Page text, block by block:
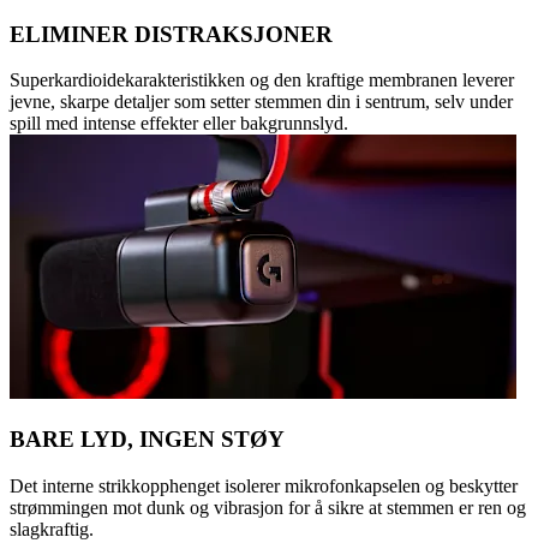
ELIMINER DISTRAKSJONER
Superkardioidekarakteristikken og den kraftige membranen leverer
jevne, skarpe detaljer som setter stemmen din i sentrum, selv under
spill med intense effekter eller bakgrunnslyd.
BARE LYD, INGEN STØY
Det interne strikkopphenget isolerer mikrofonkapselen og beskytter
strømmingen mot dunk og vibrasjon for å sikre at stemmen er ren og
slagkraftig.